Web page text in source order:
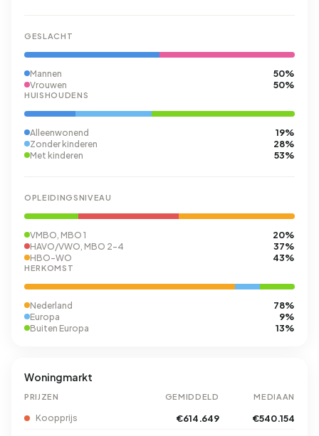
GESLACHT
Mannen 50%
Vrouwen 50%
HUISHOUDENS
Alleenwonend 19%
Zonder kinderen 28%
Met kinderen 53%
OPLEIDINGSNIVEAU
VMBO, MBO 1 20%
HAVO/VWO, MBO 2-4 37%
HBO-WO 43%
HERKOMST
Nederland 78%
Europa 9%
Buiten Europa 13%
Woningmarkt
PRIJZEN GEMIDDELD MEDIAAN
Koopprijs €614.649 €540.154